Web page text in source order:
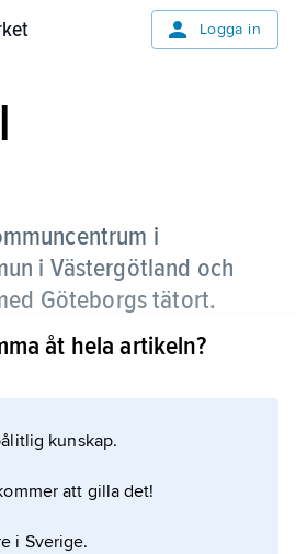
Logga in
i
i Västergötland och
Göteborgs tätort.
jobbar på sjukhuset
läkemedel eller papper.
Åbytravet kan man
åt hela artikeln?
kunskap.
att gilla det!
i Sverige.